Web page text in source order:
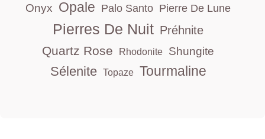
Onyx Opale Palo Santo Pierre De Lune
Pierres De Nuit Préhnite
Quartz Rose Rhodonite Shungite
Sélenite Topaze Tourmaline